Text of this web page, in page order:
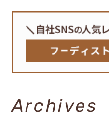
Archives